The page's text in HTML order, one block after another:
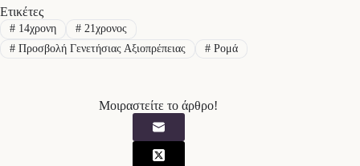
Ετικέτες
#14χρονη #21χρονος
#Προσβολή Γενετήσιας Αξιοπρέπειας #Ρομά
Μοιραστείτε το άρθρο!